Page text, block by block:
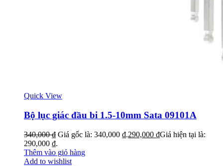
Quick View
Bộ lục giác đầu bi 1.5-10mm Sata 09101A
340,000₫ Giá gốc là: 340,000 ₫.290,000 ₫Giá hiện tại là:
290,000 ₫.
Thêm vào giỏ hàng
Add to wishlist